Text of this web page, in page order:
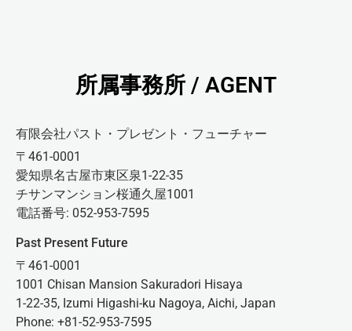
所属事務所 / AGENT
有限会社パスト・プレゼント・フューチャー
〒461-0001
愛知県名古屋市東区泉1-22-35
チサンマンション桜通久屋1001
電話番号: 052-953-7595
Past Present Future
〒461-0001
1001 Chisan Mansion Sakuradori Hisaya
1-22-35, Izumi Higashi-ku Nagoya, Aichi, Japan
Phone: +81-52-953-7595